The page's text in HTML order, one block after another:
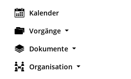
Kalender
Vorgänge
Dokumente
Organisation